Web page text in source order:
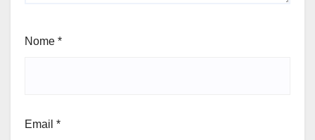
Nome *
Email *